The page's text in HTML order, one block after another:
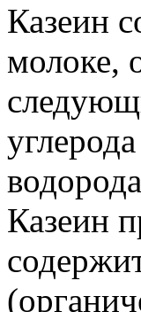
Казеин
молоке,
Казеин